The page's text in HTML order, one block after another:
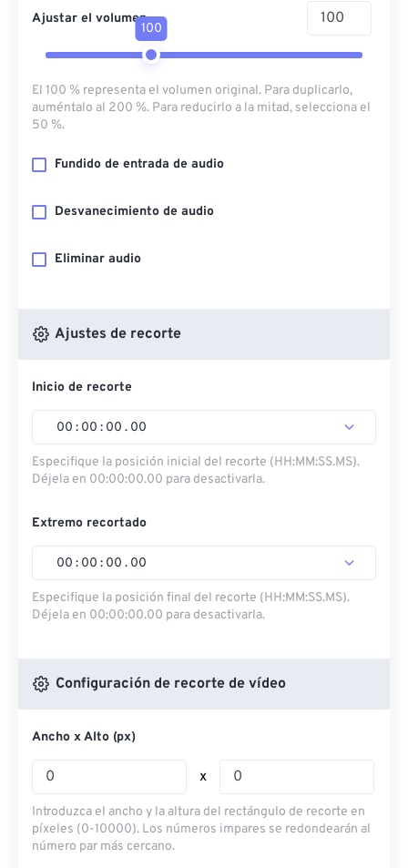
Ajustar el volumen
100
El 100 % representa el volumen original. Para duplicarlo,
auméntalo al 200 %. Para reducirlo a la mitad, selecciona el
50 %.
Fundido de entrada de audio
Desvanecimiento de audio
Eliminar audio
Ajustes de recorte
Inicio de recorte
00 : 00 : 00 . 00
Especifique la posición inicial del recorte (HH:MM:SS.MS).
Déjela en 00:00:00.00 para desactivarla.
Extremo recortado
00 : 00 : 00 . 00
Especifique la posición final del recorte (HH:MM:SS.MS).
Déjela en 00:00:00.00 para desactivarla.
Configuración de recorte de vídeo
Ancho x Alto (px)
x
Introduzca el ancho y la altura del rectángulo de recorte en
píxeles (0-10000). Los números impares se redondearán al
número par más cercano.